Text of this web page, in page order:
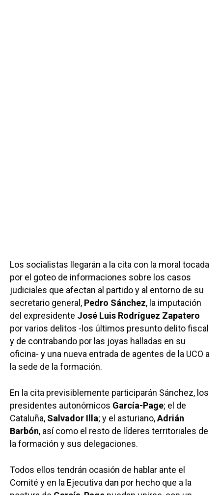
Los socialistas llegarán a la cita con la moral tocada
por el goteo de informaciones sobre los casos
judiciales que afectan al partido y al entorno de su
secretario general, Pedro Sánchez, la imputación
del expresidente José Luis Rodríguez Zapatero
por varios delitos -los últimos presunto delito fiscal
y de contrabando por las joyas halladas en su
oficina- y una nueva entrada de agentes de la UCO a
la sede de la formación.
En la cita previsiblemente participarán Sánchez, los
presidentes autonómicos García-Page; el de
Cataluña, Salvador Illa; y el asturiano,Adrián
Barbón, así como el resto de líderes territoriales de
la formación y sus delegaciones.
Todos ellos tendrán ocasión de hablar ante el
Comité y en la Ejecutiva dan por hecho que a la